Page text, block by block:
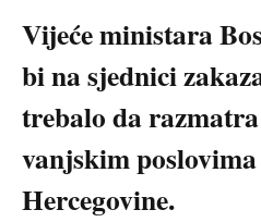
Vijeće ministara
bi na sjednici
trebalo da
vanjskim
Hercegovine.